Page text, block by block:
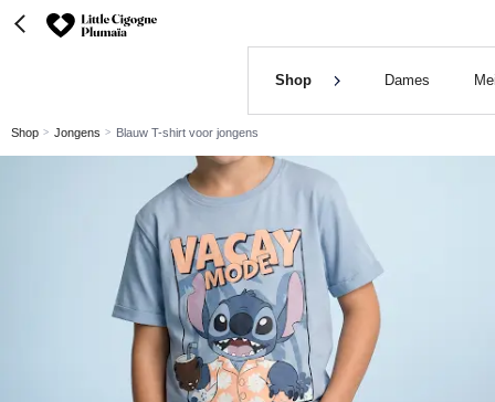
Shop Dames
Shop Jongens Blauw T-shirt voor jongens